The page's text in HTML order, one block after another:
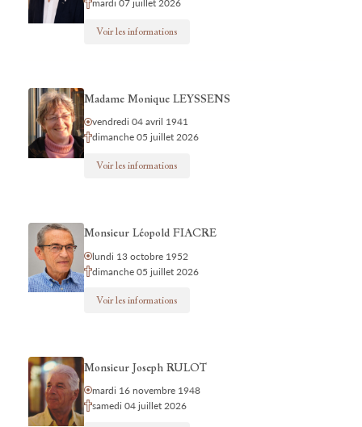
mardi 07 juillet 2026
Voir les informations
Madame Monique LEYSSENS
vendredi 04 avril 1941
dimanche 05 juillet 2026
Voir les informations
Monsieur Léopold FIACRE
lundi 13 octobre 1952
dimanche 05 juillet 2026
Voir les informations
Monsieur Joseph RULOT
mardi 16 novembre 1948
samedi 04 juillet 2026